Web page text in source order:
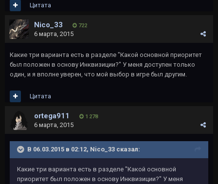
Цитата
Nico_33 722
6 марта, 2015
Какие три варианта есть в разделе "Какой основной приоритет
был положен в основу Инквизиции?" У меня доступен только
один, и я вполне уверен, что мой выбор в игре был другим.
Цитата
ortega911 1 278
6 марта, 2015
В 06.03.2015 в 02:12, Nico_33 сказал:
Какие три варианта есть в разделе "Какой основной
приоритет был положен в основу Инквизиции?" У меня